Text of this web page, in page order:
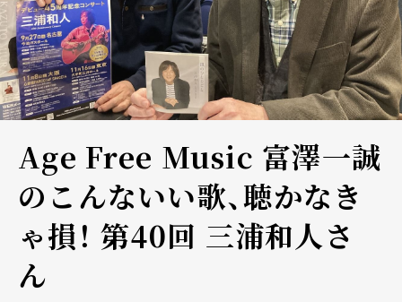
Age Free Music 富澤一誠
のこんないい歌、聴かなき
ゃ損！ 第40回 三浦和人さ
ん